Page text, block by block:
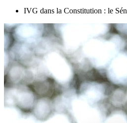
IVG dans la Constitution : le